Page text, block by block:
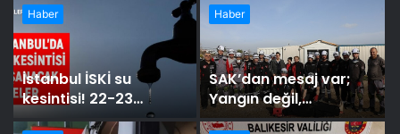
Haber
İstanbul İSKİ su
kesintisi! 22-23
Temmuz İstanbul’da
Haber
SAK’dan mesaj var;
Yangın değil,
farkındalık yayalım